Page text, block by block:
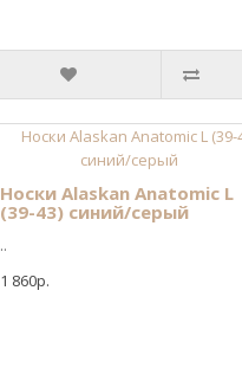
Носки Alaskan Anatomic L
(39-43) синий/серый
..
1 860р.